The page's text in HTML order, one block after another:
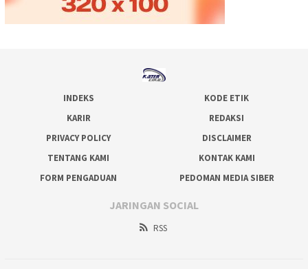
INDEKS
KODE ETIK
KARIR
REDAKSI
PRIVACY POLICY
DISCLAIMER
TENTANG KAMI
KONTAK KAMI
FORM PENGADUAN
PEDOMAN MEDIA SIBER
JARINGAN SOCIAL
RSS